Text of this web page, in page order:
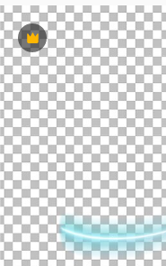
Премиум